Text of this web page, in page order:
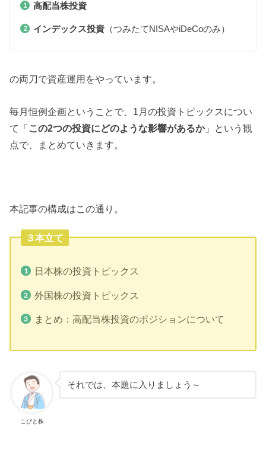
高配当株投資
インデックス投資（つみたてNISAやiDeCoのみ）
の両刀で資産運用をやっています。
毎月恒例企画ということで、1月の投資トピックスについ
て「この2つの投資にどのような影響があるか」という観
点で、まとめていきます。
本記事の構成はこの通り。
３本立て
日本株の投資トピックス
外国株の投資トピックス
まとめ：高配当株投資のポジションについて
こびと株
それでは、本題に入りましょう～